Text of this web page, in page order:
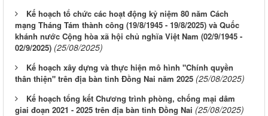
Kế hoạch tổ chức các hoạt động kỷ niệm 80 năm Cách
mạng Tháng Tám thành công (19/8/1945 - 19/8/2025) và Quốc
khánh nước Cộng hòa xã hội chủ nghĩa Việt Nam (02/9/1945 -
02/9/2025) (25/08/2025)
Kế hoạch xây dựng và thực hiện mô hình "Chính quyền
thân thiện" trên địa bàn tỉnh Đồng Nai năm 2025 (25/08/2025)
Kế hoạch tổng kết Chương trình phòng, chống mại dâm
giai đoạn 2021 - 2025 trên địa bàn tỉnh Đồng Nai (25/08/2025)